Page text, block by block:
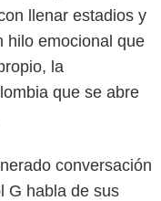
llenar estadios y
hilo emocional que
la
que se abre
conversación
G habla de sus